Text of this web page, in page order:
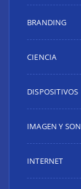
BRANDING
CIENCIA
DISPOSITIVOS
IMAGEN Y
INTERNET